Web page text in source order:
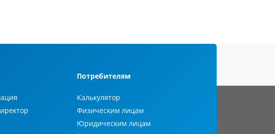
Потребителям
Калькулятор
Физическим лицам
Юридическим лицам